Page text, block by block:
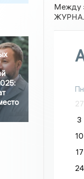
Между
Пн
27
3
10
17
24